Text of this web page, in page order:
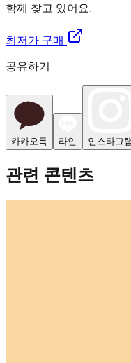
함께 찾고 있어요.
최저가 구매
공유하기
카카오톡 라인 인스타그램
관련 콘텐츠